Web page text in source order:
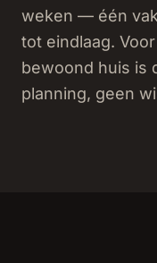
weken — één
tot eindlaag.
bewoond huis is
planning, geen